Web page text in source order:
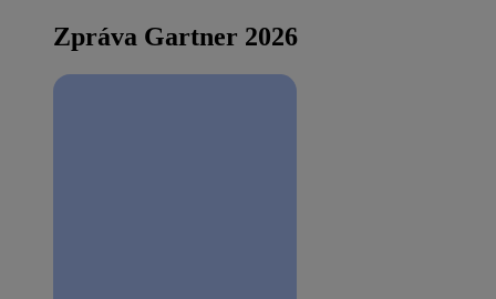
Zpráva Gartner 2026